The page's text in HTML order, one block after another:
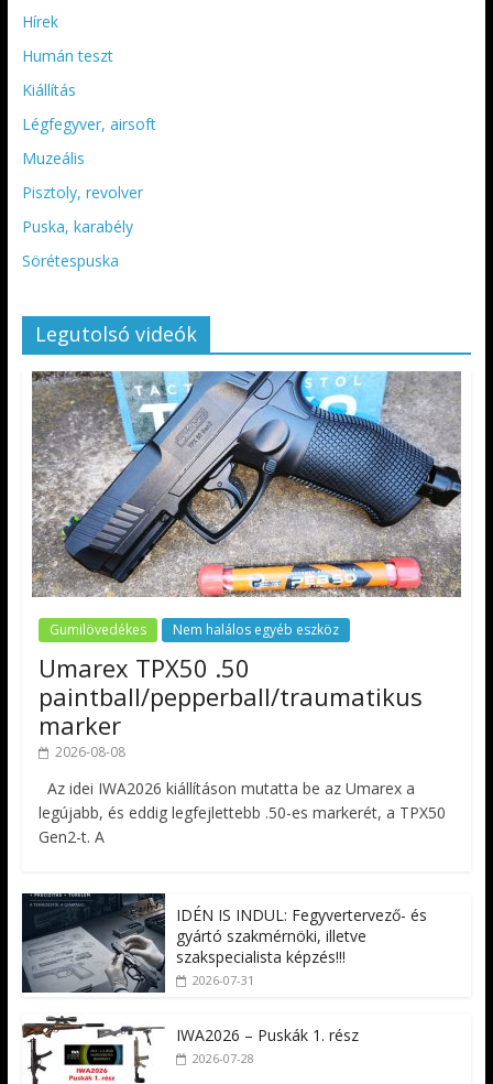
Hírek
Humán teszt
Kiállítás
Légfegyver, airsoft
Muzeális
Pisztoly, revolver
Puska, karabély
Sörétespuska
Legutolsó videók
Gumilövedékes Nem halálos egyéb eszköz
Umarex TPX50 .50
paintball/pepperball/traumatikus
marker
2026-08-08
Az idei IWA2026 kiállításon mutatta be az Umarex a
legújabb, és eddig legfejlettebb .50-es markerét, a TPX50
Gen2-t. A
IDÉN IS INDUL: Fegyvertervező- és
gyártó szakmérnöki, illetve
szakspecialista képzés!!!
2026-07-31
IWA2026 – Puskák 1. rész
2026-07-28